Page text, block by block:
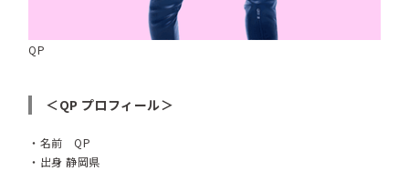
QP
＜QP プロフィール＞
・名前 QP
・出身 静岡県